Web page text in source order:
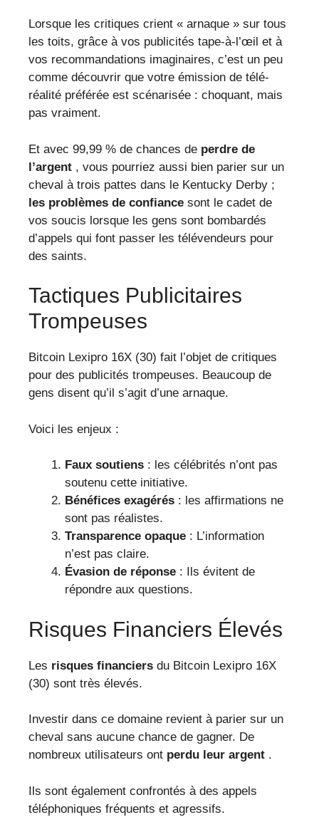
Lorsque les critiques crient « arnaque » sur tous
les toits, grâce à vos publicités tape-à-l’œil et à
vos recommandations imaginaires, c’est un peu
comme découvrir que votre émission de télé-
réalité préférée est scénarisée : choquant, mais
pas vraiment.
Et avec 99,99 % de chances de perdre de
l’argent , vous pourriez aussi bien parier sur un
cheval à trois pattes dans le Kentucky Derby ;
les problèmes de confiance sont le cadet de
vos soucis lorsque les gens sont bombardés
d’appels qui font passer les télévendeurs pour
des saints.
Tactiques Publicitaires
Trompeuses
Bitcoin Lexipro 16X (30) fait l’objet de critiques
pour des publicités trompeuses. Beaucoup de
gens disent qu’il s’agit d’une arnaque.
Voici les enjeux :
Faux soutiens : les célébrités n’ont pas
soutenu cette initiative.
Bénéfices exagérés : les affirmations ne
sont pas réalistes.
Transparence opaque : L’information
n’est pas claire.
Évasion de réponse : Ils évitent de
répondre aux questions.
Risques Financiers Élevés
Les risques financiers du Bitcoin Lexipro 16X
(30) sont très élevés.
Investir dans ce domaine revient à parier sur un
cheval sans aucune chance de gagner. De
nombreux utilisateurs ont perdu leur argent .
Ils sont également confrontés à des appels
téléphoniques fréquents et agressifs.